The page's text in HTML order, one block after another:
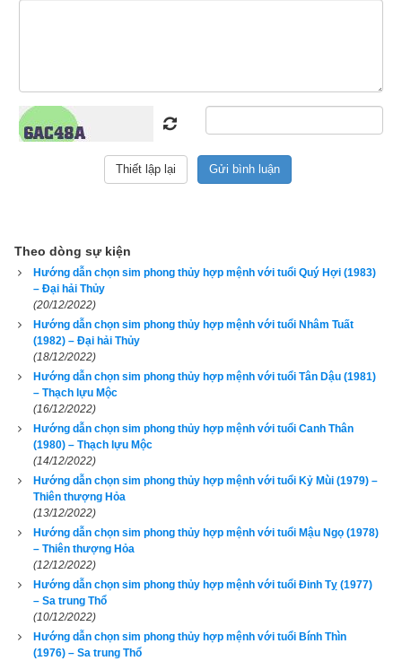
giải vận mệnh trọn đời
chính xác nhất hiện nay của chúng tôi
Xem bói vận mệnh trọn đời
Giới tính
Luận giải
2. Các bước chọn ngũ hành sim hợp tuổi 1989 Kỷ Tỵ
己巳)
Tại sao sim phong thủy lại có tác dụng bởi mỗi khi có cuộc gọi
đến là một lần sóng cao tần kích hoạt các mạch vi xử lý trong
sim và điện thoại di động của bạn, từ đó kích hoạt năng lượng
của từng con số và cả dãy số, mỗi con số lại mang năng
lượng và có tính ngũ hành riêng sẽ có tác dụng bổ cứu cân
bằng lại năng lượng và ngũ hành trong cơ thể bạn nếu biết
chọn đúng. Ngược lại nếu chọn nhầm sẽ càng gây tác hại
hơn, giống như bệnh nhân bị bác sỹ cho uống nhầm thuốc,
Theo dòng sự kiện
Hướng dẫn chọn sim phong thủy hợp mệnh với tuổi Quý Hợi (1983)
– Đại hải Thủy
(20/12/2022)
Hướng dẫn chọn sim phong thủy hợp mệnh với tuổi Nhâm Tuất
(1982) – Đại hải Thủy
(18/12/2022)
Hướng dẫn chọn sim phong thủy hợp mệnh với tuổi Tân Dậu (1981)
– Thạch lựu Mộc
(16/12/2022)
Hướng dẫn chọn sim phong thủy hợp mệnh với tuổi Canh Thân
(1980) – Thạch lựu Mộc
(14/12/2022)
Hướng dẫn chọn sim phong thủy hợp mệnh với tuổi Kỷ Mùi (1979) –
Thiên thượng Hỏa
(13/12/2022)
Hướng dẫn chọn sim phong thủy hợp mệnh với tuổi Mậu Ngọ (1978)
– Thiên thượng Hỏa
(12/12/2022)
Hướng dẫn chọn sim phong thủy hợp mệnh với tuổi Đinh Tỵ (1977)
– Sa trung Thổ
(10/12/2022)
Hướng dẫn chọn sim phong thủy hợp mệnh với tuổi Bính Thìn
(1976) – Sa trung Thổ